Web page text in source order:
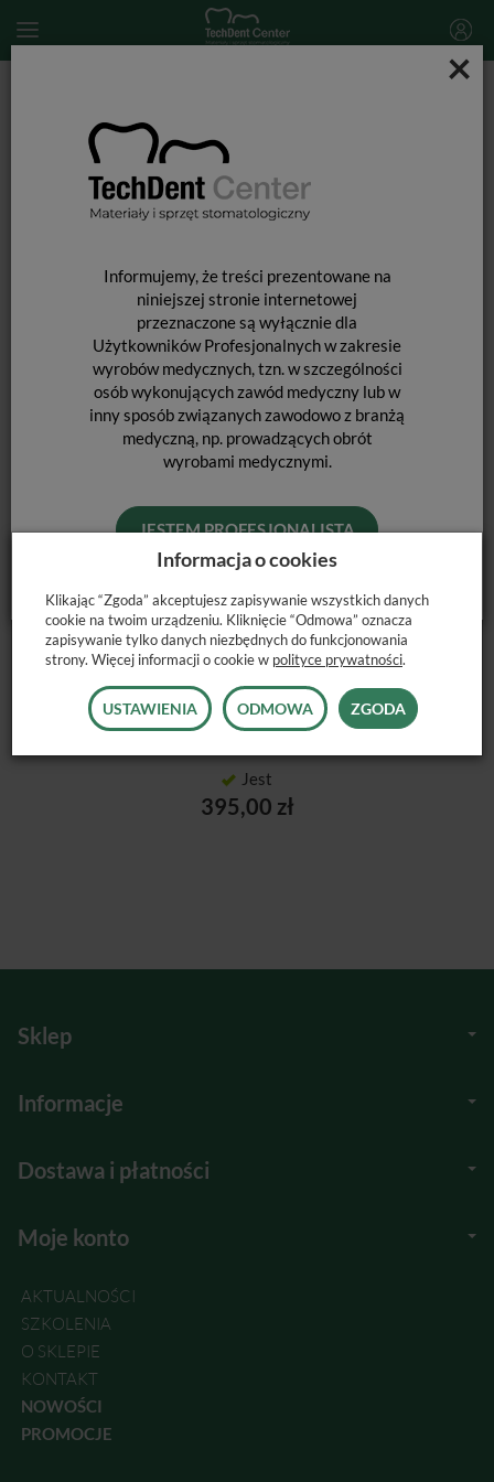
×
Informujemy, że treści prezentowane na
niniejszej stronie internetowej
przeznaczone są wyłącznie dla
Użytkowników Profesjonalnych w zakresie
wyrobów medycznych, tzn. w szczególności
osób wykonujących zawód medyczny lub w
inny sposób związanych zawodowo z branżą
medyczną, np. prowadzących obrót
wyrobami medycznymi.
JESTEM PROFESJONALISTĄ
UZUPEŁNIENIA
PROTETYCZNE
Jest
395,00 zł
Sklep
Informacje
Dostawa i płatności
Moje konto
AKTUALNOŚCI
SZKOLENIA
O SKLEPIE
KONTAKT
NOWOŚCI
PROMOCJE
Informacja o cookies
Klikając “Zgoda” akceptujesz zapisywanie wszystkich danych
cookie na twoim urządzeniu. Kliknięcie “Odmowa” oznacza
zapisywanie tylko danych niezbędnych do funkcjonowania
strony. Więcej informacji o cookie w polityce prywatności.
USTAWIENIA ODMOWA ZGODA